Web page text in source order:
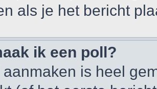
als je het bericht
ik een poll?
aanmaken is heel